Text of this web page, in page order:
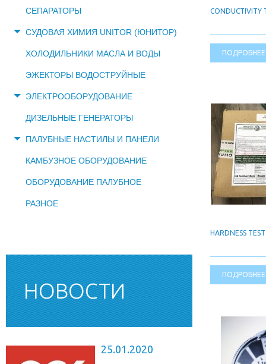
СЕПАРАТОРЫ
СУДОВАЯ ХИМИЯ UNITOR (ЮНИТОР)
ХОЛОДИЛЬНИКИ МАСЛА И ВОДЫ
ЭЖЕКТОРЫ ВОДОСТРУЙНЫЕ
ЭЛЕКТРООБОРУДОВАНИЕ
ДИЗЕЛЬНЫЕ ГЕНЕРАТОРЫ
ПАЛУБНЫЕ НАСТИЛЫ И ПАНЕЛИ
КАМБУЗНОЕ ОБОРУДОВАНИЕ
ОБОРУДОВАНИЕ ПАЛУБНОЕ
РАЗНОЕ
НОВОСТИ
25.01.2020
CONDUCTIVITY
ПОДРОБНЕЕ
HARDNESS
ПОДРОБНЕЕ